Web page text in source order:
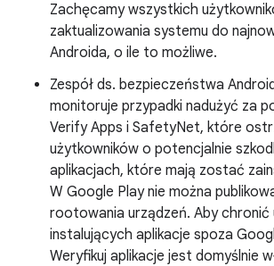
Zachęcamy wszystkich
zaktualizowania systemu do
Androida, o ile to możliwe.
Zespół ds. bezpieczeństwa
monitoruje przypadki nadużyć za
Verify Apps i SafetyNet, które
użytkowników o potencjalnie
aplikacjach, które mają zostać
W Google Play nie można
rootowania urządzeń. Aby chronić
instalujących aplikacje spoza
Weryfikuj aplikacje jest domyślnie